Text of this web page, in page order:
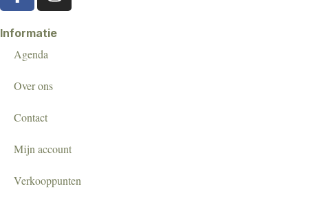
Informatie
Agenda
Over ons
Contact
Mijn account
Verkooppunten